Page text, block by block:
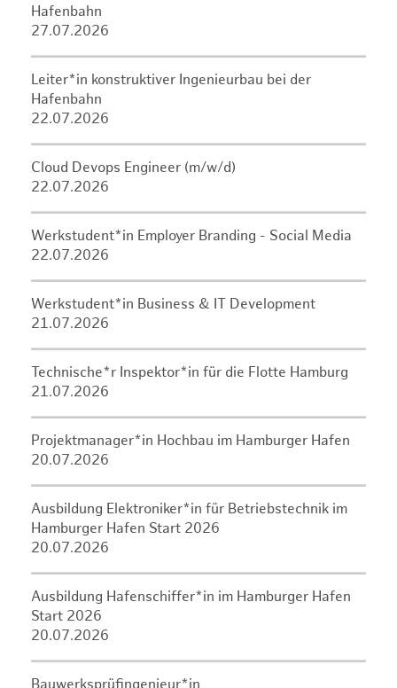
Hafenbahn
27.07.2026
Leiter*in konstruktiver Ingenieurbau bei der
Hafenbahn
22.07.2026
Cloud Devops Engineer (m/w/d)
22.07.2026
Werkstudent*in Employer Branding - Social Media
22.07.2026
Werkstudent*in Business & IT Development
21.07.2026
Technische*r Inspektor*in für die Flotte Hamburg
21.07.2026
Projektmanager*in Hochbau im Hamburger Hafen
20.07.2026
Ausbildung Elektroniker*in für Betriebstechnik im
Hamburger Hafen Start 2026
20.07.2026
Ausbildung Hafenschiffer*in im Hamburger Hafen
Start 2026
20.07.2026